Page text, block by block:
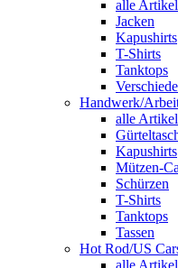
alle Artikel
Jacken
Kapushirts
T-Shirts
Tanktops
Handwerk/
alle Artikel
Kapushirts
Mützen-
Schürzen
T-Shirts
Tanktops
Tassen
Hot Rod/US
alle Artikel